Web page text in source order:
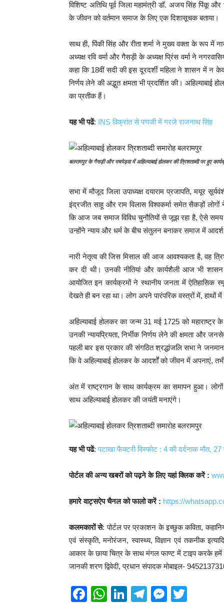
विशिष्ट अतिथि पूर्व जिला महामंत्री डॉ. अजय सिंह पिंकू
के जीवन को वर्तमान समाज के लिए एक दिशासूचक बताया।
साथ ही, पिंकी सिंह और रीता शर्मा ने मुख्य वक्ता के रूप में
अध्यक्ष रवि वर्मा और गैसड़ी के अध्यक्ष प्रिंस वर्मा ने
कहा कि 18वीं सदी की इस दूरदर्शी महिला ने शासन में न
निर्णय लेने की अद्भुत क्षमता भी प्रदर्शित की।
का प्रतीक हैं।
यह भी पढें: INS विक्रांत से पणजी में गरजे राजनाथ सिंह
बलरामपुर के गैसड़ी और पचपेड़वा में अहिल्याबाई होलकर की त्रिशताब्दी पर हुए
सभा में मौजूद जिला उपाध्यक्ष दयाराम प्रजापति, मयूर
इंद्रजीत साहू और राम विलास विश्वकर्मा समेत सैकड़ों
कि आज जब समाज विविध चुनौतियों से जूझ रहा है, ऐसे समय में
उन्होंने न्याय और धर्म के बीच संतुलन बनाकर समाज में आदर्श
नारी नेतृत्व की जिस मिसाल की आज आवश्यकता है, वह
कर दी थी। उनकी नीतियां और कार्यशैली आज भी
आयोजित इन कार्यक्रमों ने स्थानीय जनता में ऐतिहासिक
देखते ही बन रहा था। लोग अपने पारंपरिक वस्त्रों में, हाथों
अहिल्याबाई होलकर का जन्म 31 मई 1725 को महाराष्ट्र
उनकी न्यायप्रियता, निर्भीक निर्णय लेने की क्षमता और
पहली बार इस प्रकार की संगठित श्रद्धांजलि सभा ने
कि वे अहिल्याबाई होलकर के आदर्शों को जीवन में अपनाएं,
अंत में राष्ट्रगान के साथ कार्यक्रम का समापन हुआ।
साथ अहिल्याबाई होलकर की जयंती मनाएंगे।
यह भी पढें:पटाखा फैक्टरी विस्फोट : 4 की दर्दनाक मौत,
पोर्टल की अन्य खबरों को पढ़ने के लिए यहां क्लिक करें :
हमारे वाट्सऐप चैनल को फालो करें : https://
कलमकारों से: पोर्टल पर प्रकाशन के इच्छुक कविता,
एवं संस्कृति, मनोरंजन, स्वास्थ्य, विज्ञान एवं तकनीक
आकार के छाया चित्र के साथ मंगल फाण्ट में टाइप करके हमें
जानकी शरण द्विवेदी, प्रधान संपादक मोबाइल-
F
W
Li
T
M